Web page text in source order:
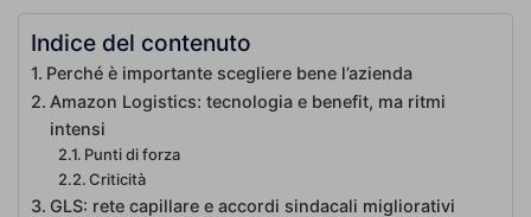
Indice del contenuto
Perché è importante scegliere bene l’azienda
Amazon Logistics: tecnologia e benefit, ma ritmi
intensi
Punti di forza
Criticità
GLS: rete capillare e accordi sindacali migliorativi